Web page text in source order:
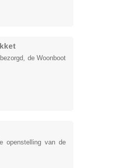
de Woonboot
openstelling van de